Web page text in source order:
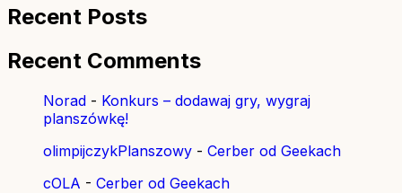
Recent Posts
Recent Comments
Norad - Konkurs – dodawaj gry, wygraj
planszówkę!
olimpijczykPlanszowy - Cerber od Geekach
cOLA - Cerber od Geekach